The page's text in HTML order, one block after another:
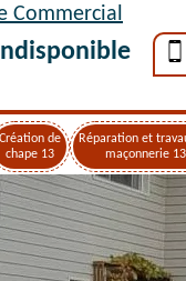
Commercial
Création de
chape 13
Réparation et
maçonnerie 13